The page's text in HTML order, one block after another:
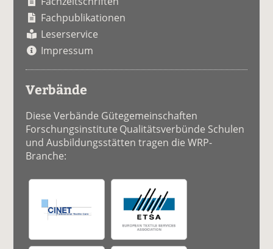
Fachpublikationen
Leserservice
Impressum
Verbände
Diese Verbände Gütegemeinschaften
Forschungsinstitute Qualitätsverbünde Schulen
und Ausbildungsstätten tragen die WRP-
Branche: